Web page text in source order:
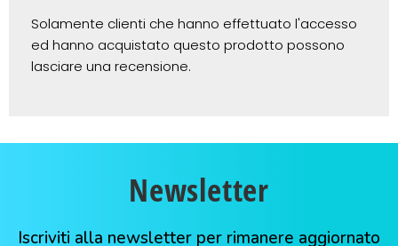
Solamente clienti che hanno effettuato l'accesso
ed hanno acquistato questo prodotto possono
lasciare una recensione.
Newsletter
Iscriviti alla newsletter per rimanere aggiornato